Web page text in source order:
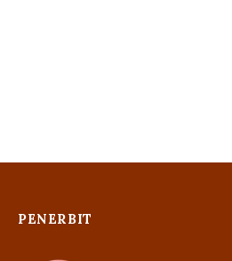
PENERBIT